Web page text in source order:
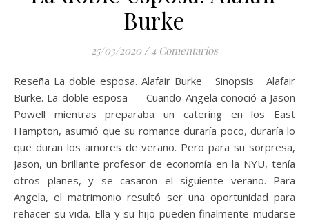
Burke
25/03/2020 / 4 Comentarios
Reseña La doble esposa. Alafair Burke Sinopsis Alafair
Burke. La doble esposa Cuando Angela conoció a Jason
Powell mientras preparaba un catering en los East
Hampton, asumió que su romance duraría poco, duraría lo
que duran los amores de verano. Pero para su sorpresa,
Jason, un brillante profesor de economía en la NYU, tenía
otros planes, y se casaron el siguiente verano. Para
Angela, el matrimonio resultó ser una oportunidad para
rehacer su vida. Ella y su hijo pueden finalmente mudarse